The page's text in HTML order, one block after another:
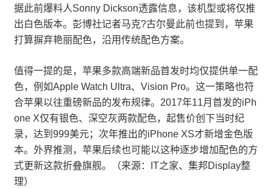
据此前爆料人Sonny Dickson透露信息，该机型或将仅推
出白色版本。彭博社记者马克?古尔曼此前也提到，苹果
打算摒弃艳丽配色，沿用传统配色方案。
值得一提的是，苹果多款高端新品首发时均仅提供单一配
色，例如Apple Watch Ultra、Vision Pro。这一策略也符
合苹果以往重磅新品的发布规律。2017年11月首发的iPh
one X仅有银色、深空灰两款配色，起售价创下当时纪
录，达到999美元；次年推出的iPhone XS才新增金色版
本。外界推测，苹果后续也可能以这种逐步增加配色的方
式更新这款折叠旗舰。（来源：IT之家、集邦Display整
理）